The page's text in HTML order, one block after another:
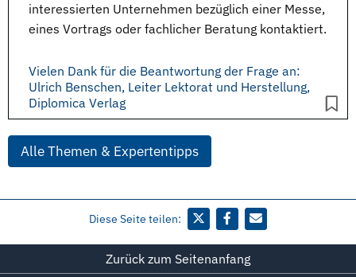
interessierten Unternehmen bezüglich einer Messe,
eines Vortrags oder fachlicher Beratung kontaktiert.
Vielen Dank für die Beantwortung der Frage an:
Ulrich Benschen, Leiter Lektorat und Herstellung,
Diplomica Verlag
Alle Themen & Expertentipps
Diese Seite teilen:
Zurück zum Seitenanfang